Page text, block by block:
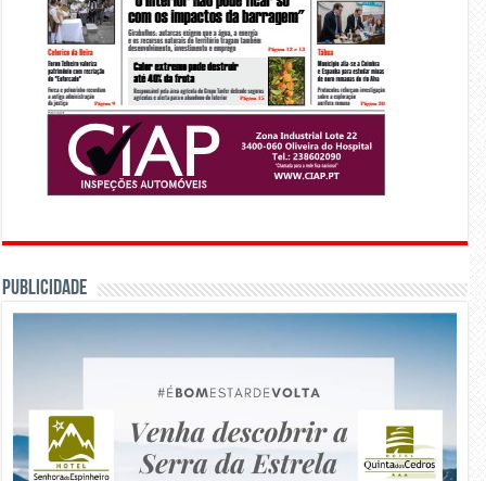
PUBLICIDADE